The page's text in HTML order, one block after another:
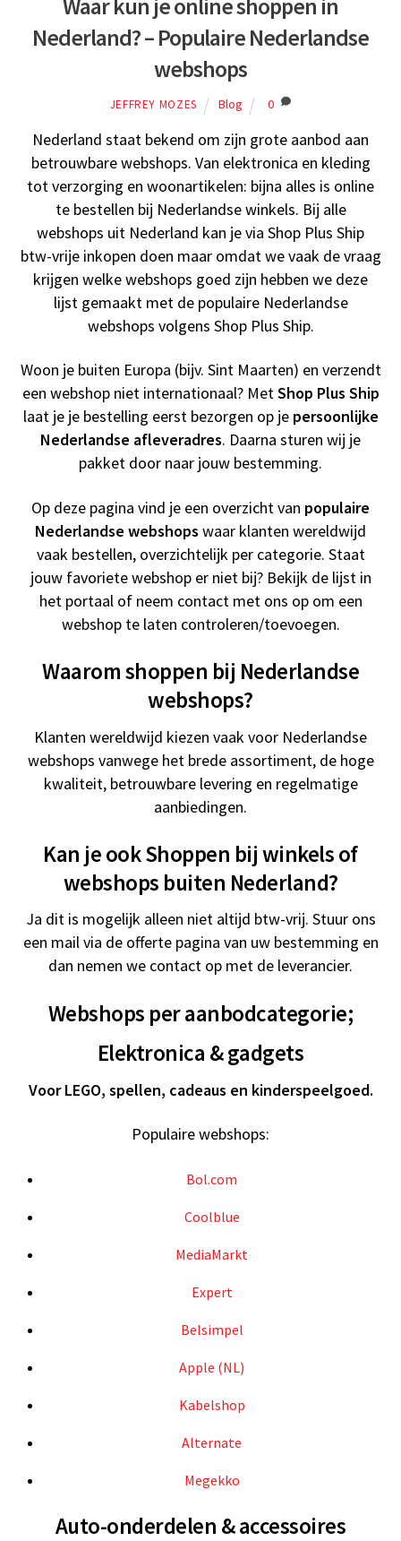
Waar kun je online shoppen in
Nederland? – Populaire Nederlandse
webshops
JEFFREY MOZES Blog 0
Nederland staat bekend om zijn grote aanbod aan
betrouwbare webshops. Van elektronica en kleding
tot verzorging en woonartikelen: bijna alles is online
te bestellen bij Nederlandse winkels. Bij alle
webshops uit Nederland kan je via Shop Plus Ship
btw-vrije inkopen doen maar omdat we vaak de vraag
krijgen welke webshops goed zijn hebben we deze
lijst gemaakt met de populaire Nederlandse
webshops volgens Shop Plus Ship.
Woon je buiten Europa (bijv. Sint Maarten) en verzendt
een webshop niet internationaal? MetShop Plus Ship
laat je je bestelling eerst bezorgen op je persoonlijke
Nederlandse afleveradres. Daarna sturen wij je
pakket door naar jouw bestemming.
Op deze pagina vind je een overzicht van populaire
Nederlandse webshops waar klanten wereldwijd
vaak bestellen, overzichtelijk per categorie. Staat
jouw favoriete webshop er niet bij? Bekijk de lijst in
het portaal of neem contact met ons op om een
webshop te laten controleren/toevoegen.
Waarom shoppen bij Nederlandse
webshops?
Klanten wereldwijd kiezen vaak voor Nederlandse
webshops vanwege het brede assortiment, de hoge
kwaliteit, betrouwbare levering en regelmatige
aanbiedingen.
Kan je ook Shoppen bij winkels of
webshops buiten Nederland?
Ja dit is mogelijk alleen niet altijd btw-vrij. Stuur ons
een mail via de offerte pagina van uw bestemming en
dan nemen we contact op met de leverancier.
Webshops per aanbodcategorie;
Elektronica & gadgets
Voor LEGO, spellen, cadeaus en kinderspeelgoed.
Populaire webshops:
Bol.com
Coolblue
MediaMarkt
Expert
Belsimpel
Apple (NL)
Kabelshop
Alternate
Megekko
Auto-onderdelen & accessoires